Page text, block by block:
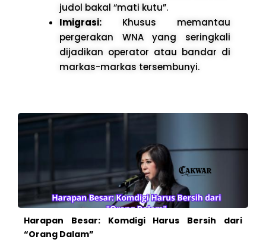
judol bakal “mati kutu”.
Imigrasi: Khusus memantau
pergerakan WNA yang seringkali
dijadikan operator atau bandar di
markas-markas tersembunyi.
Harapan Besar: Komdigi Harus Bersih dari
“Orang Dalam”